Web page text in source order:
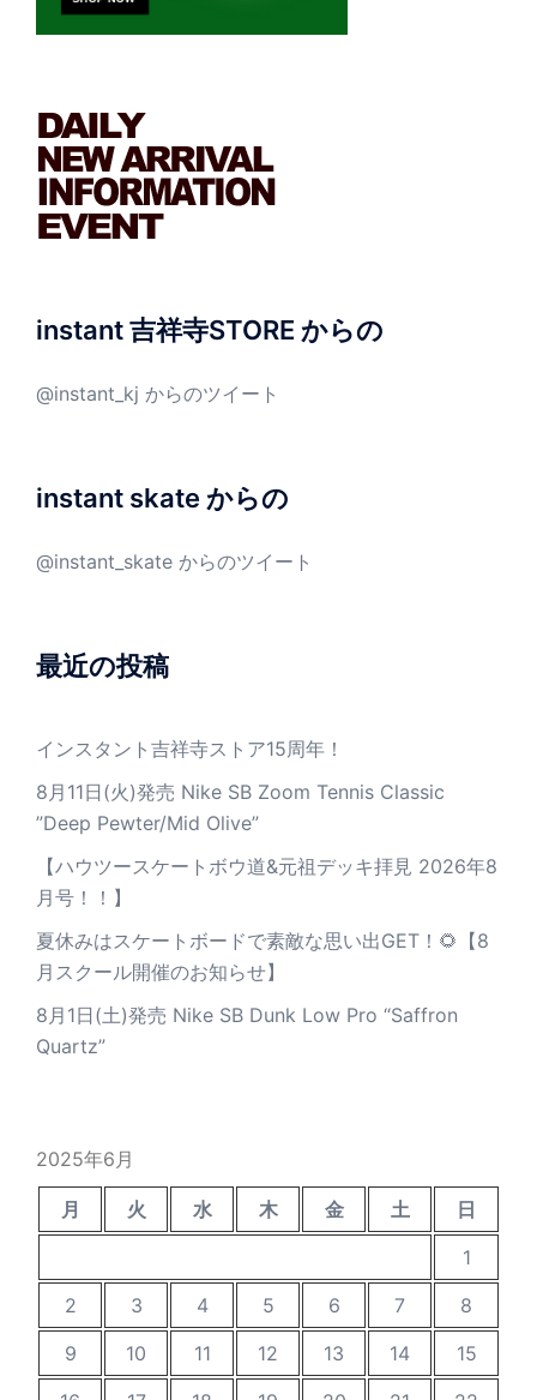
instant 吉祥寺STORE からの
@instant_kj からのツイート
instant skate からの
@instant_skate からのツイート
最近の投稿
インスタント吉祥寺ストア15周年！
8月11日(火)発売 Nike SB Zoom Tennis Classic
”Deep Pewter/Mid Olive”
【ハウツースケートボウ道&元祖デッキ拝見 2026年8
月号！！】
夏休みはスケートボードで素敵な思い出GET！🌻【8
月スクール開催のお知らせ】
8月1日(土)発売 Nike SB Dunk Low Pro “Saffron
Quartz”
2025年6月
月 火 水 木 金 土
日
1
2
3 4 5 6 7
8
9
10 11 12 13 14
15